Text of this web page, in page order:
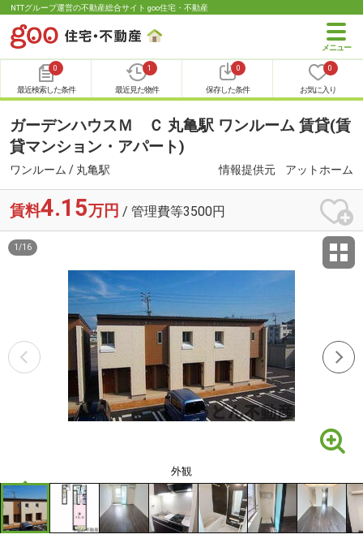
NTTグループ運営の不動産総合サイト goo住宅・不動産
0
最近検索した条件
1
最近見た物件
0
保存した条件
0
お気に入り
ガーデンハウスＭ Ｃ 丸亀駅 ワンルーム 賃貸(賃
貸マンション・アパート)
ワンルーム / 丸亀駅 情報提供元 アットホーム
賃料4.15万円 / 管理費等3500円
外観
1 /16